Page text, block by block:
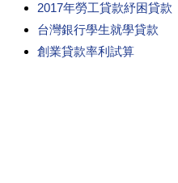
2017年勞工貸款紓困貸款
台灣銀行學生就學貸款
創業貸款率利試算